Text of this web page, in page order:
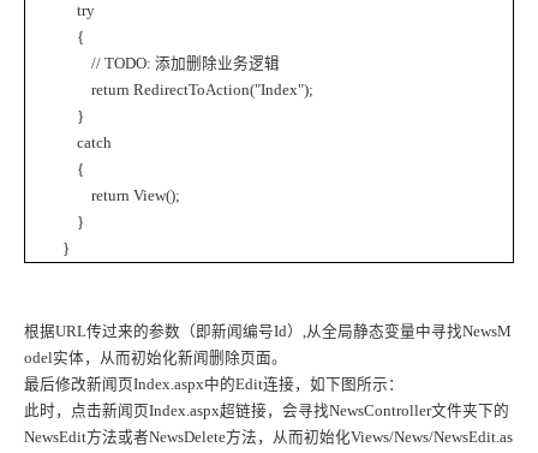
try
{
// TODO:添加删除业务逻辑
return RedirectToAction("Index");
}
catch
{
return View();
}
}
根据URL传过来的参数（即新闻编号Id） 从全局静态变量中寻找NewsM
odel实体，从而初始化新闻删除页面。
最后修改新闻页Index.aspx中的Edit连接，如下图所示：
此时，点击新闻页Index.aspx超链接，会寻找NewsController文件夹下的
NewsEdit方法或者NewsDelete方法，从而初始化Views/News/NewsEdit.as